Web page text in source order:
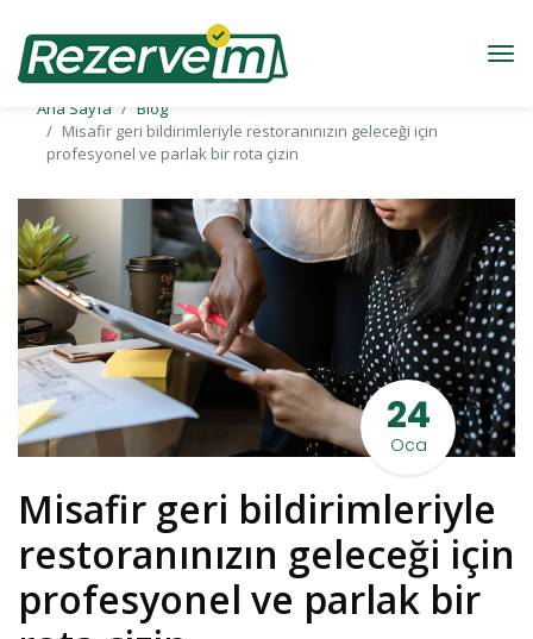
Ana Sayfa
Blog
Misafir geri bildirimleriyle restoranınızın geleceği için
profesyonel ve parlak bir rota çizin
24
Oca
Misafir geri bildirimleriyle
restoranınızın geleceği için
profesyonel ve parlak bir